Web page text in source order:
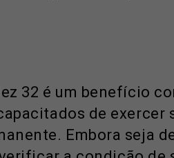
32 é um benefício
de exercer
Embora seja